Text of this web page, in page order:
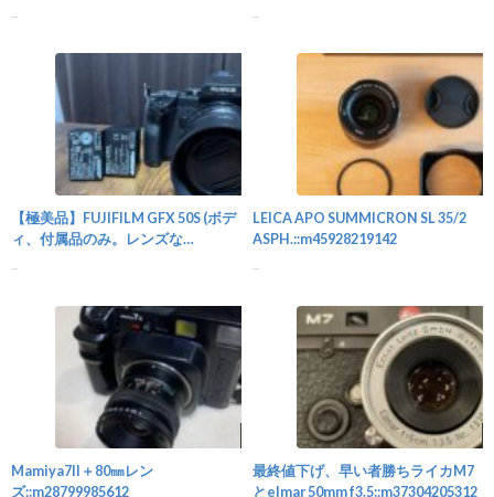
【極美品】FUJIFILM GFX 50S (ボデ
ィ、付属品のみ。レンズな
LEICA APO SUMMICRON SL 35/2
ASPH.::m45928219142
Mamiya7II＋80㎜レン
ズ::m28799985612
最終値下げ、早い者勝ちライカM7
とelmar 50mm f3.5::m37304205312